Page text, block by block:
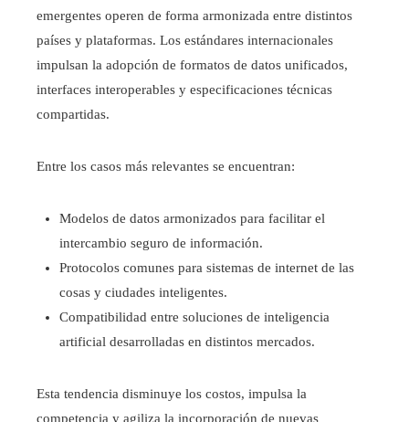
emergentes operen de forma armonizada entre distintos
países y plataformas. Los estándares internacionales
impulsan la adopción de formatos de datos unificados,
interfaces interoperables y especificaciones técnicas
compartidas.
Entre los casos más relevantes se encuentran:
Modelos de datos armonizados para facilitar el
intercambio seguro de información.
Protocolos comunes para sistemas de internet de las
cosas y ciudades inteligentes.
Compatibilidad entre soluciones de inteligencia
artificial desarrolladas en distintos mercados.
Esta tendencia disminuye los costos, impulsa la
competencia y agiliza la incorporación de nuevas